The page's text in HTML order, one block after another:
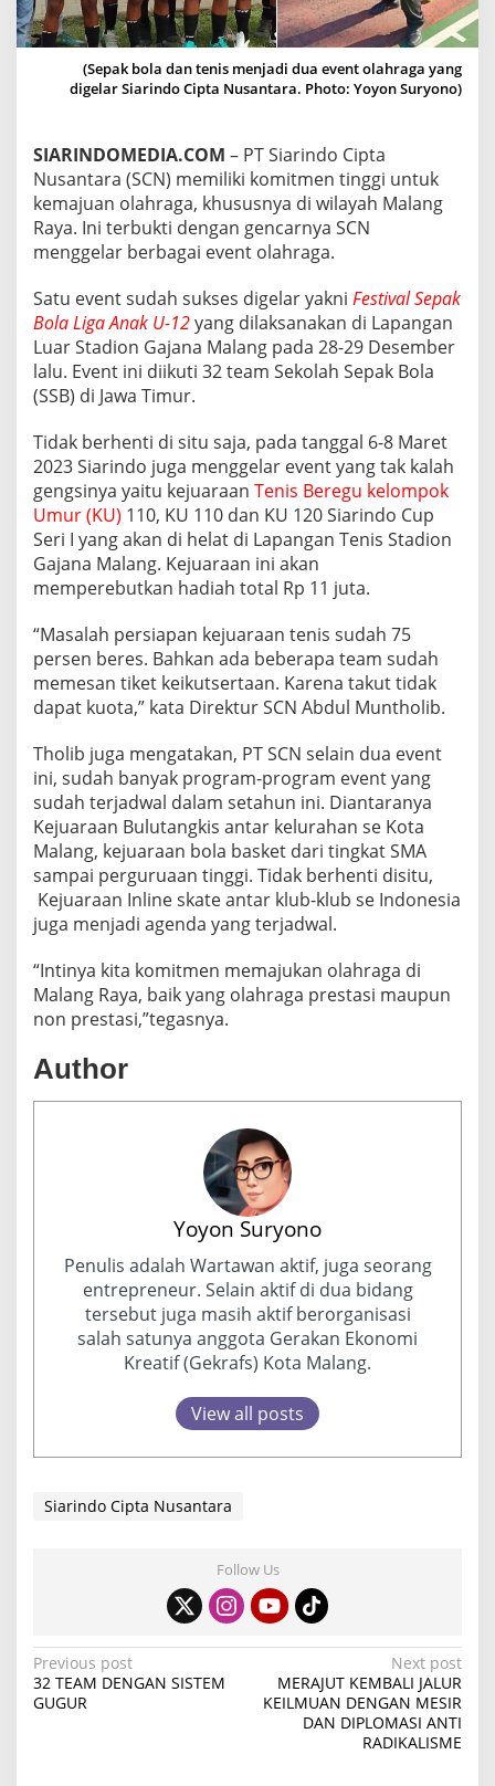
U
K
A
N
O
H
A
G
A
(Sepak bola dan tenis menjadi dua event olahraga yang
digelar Siarindo Cipta Nusantara. Photo: Yoyon Suryono)
SIARINDOMEDIA.COM – PT Siarindo Cipta
Nusantara (SCN) memiliki komitmen tinggi untuk
kemajuan olahraga, khususnya di wilayah Malang
Raya. Ini terbukti dengan gencarnya SCN
menggelar berbagai event olahraga.
Satu event sudah sukses digelar yakni Festival Sepak
Bola Liga Anak U-12yang dilaksanakan di Lapangan
Luar Stadion Gajana Malang pada 28-29 Desember
lalu. Event ini diikuti 32 team Sekolah Sepak Bola
(SSB) di Jawa Timur.
Tidak berhenti di situ saja, pada tanggal 6-8 Maret
2023 Siarindo juga menggelar event yang tak kalah
gengsinya yaitu kejuaraan Tenis Beregu kelompok
Umur (KU) 110, KU 110 dan KU 120 Siarindo Cup
Seri I yang akan di helat di Lapangan Tenis Stadion
Gajana Malang. Kejuaraan ini akan
memperebutkan hadiah total Rp 11 juta.
“Masalah persiapan kejuaraan tenis sudah 75
persen beres. Bahkan ada beberapa team sudah
memesan tiket keikutsertaan. Karena takut tidak
dapat kuota,” kata Direktur SCN Abdul Muntholib.
Tholib juga mengatakan, PT SCN selain dua event
ini, sudah banyak program-program event yang
sudah terjadwal dalam setahun ini. Diantaranya
Kejuaraan Bulutangkis antar kelurahan se Kota
Malang, kejuaraan bola basket dari tingkat SMA
sampai perguruaan tinggi. Tidak berhenti disitu,
Kejuaraan Inline skate antar klub-klub se Indonesia
juga menjadi agenda yang terjadwal.
“Intinya kita komitmen memajukan olahraga di
Malang Raya, baik yang olahraga prestasi maupun
non prestasi,”tegasnya.
Author
Yoyon Suryono
Penulis adalah Wartawan aktif, juga seorang
entrepreneur. Selain aktif di dua bidang
tersebut juga masih aktif berorganisasi
salah satunya anggota Gerakan Ekonomi
Kreatif (Gekrafs) Kota Malang.
View all posts
Siarindo Cipta Nusantara
Follow Us
P
o
Previous post
32 TEAM DENGAN SISTEM
GUGUR
Next post
MERAJUT KEMBALI JALUR
KEILMUAN DENGAN MESIR
DAN DIPLOMASI ANTI
RADIKALISME